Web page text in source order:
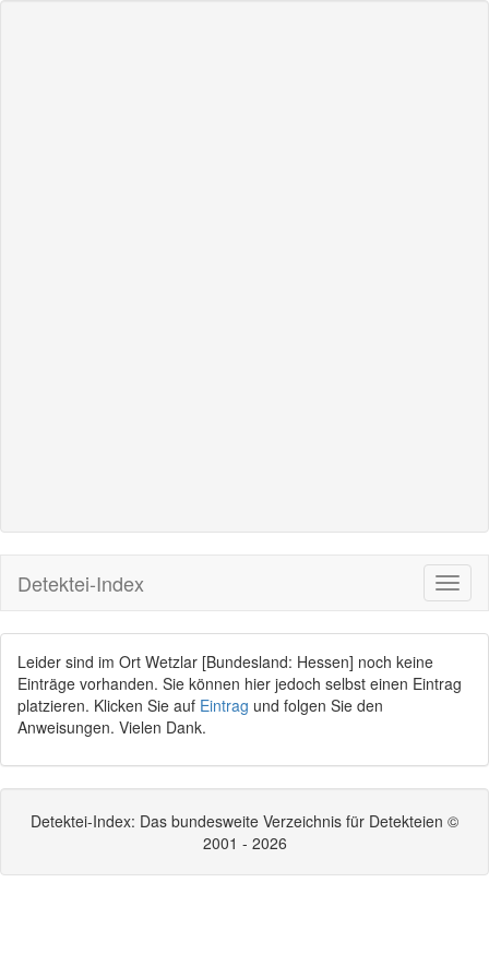
Detektei-Index
Leider sind im Ort Wetzlar [Bundesland: Hessen] noch keine
Einträge vorhanden. Sie können hier jedoch selbst einen Eintrag
platzieren. Klicken Sie auf Eintrag und folgen Sie den
Anweisungen. Vielen Dank.
Detektei-Index: Das bundesweite Verzeichnis für Detekteien ©
2001 - 2026